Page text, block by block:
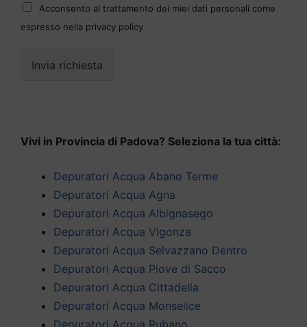
Acconsento al trattamento dei miei dati personali come
espresso nella privacy policy
Invia richiesta
Vivi in Provincia di Padova? Seleziona la tua città:
Depuratori Acqua Abano Terme
Depuratori Acqua Agna
Depuratori Acqua Albignasego
Depuratori Acqua Vigonza
Depuratori Acqua Selvazzano Dentro
Depuratori Acqua Piove di Sacco
Depuratori Acqua Cittadella
Depuratori Acqua Monselice
Depuratori Acqua Rubano